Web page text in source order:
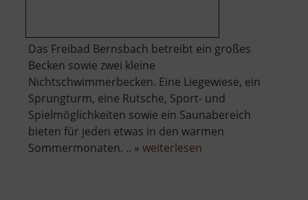
Das Freibad Bernsbach betreibt ein großes
Becken sowie zwei kleine
Nichtschwimmerbecken. Eine Liegewiese, ein
Sprungturm, eine Rutsche, Sport- und
Spielmöglichkeiten sowie ein Saunabereich
bieten für jeden etwas in den warmen
Sommermonaten. .. » weiterlesen